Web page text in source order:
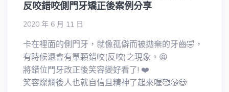
反咬錯咬側門牙矯正後案例分享
2020 年 6 月 11 日
卡在裡面的側門牙，就像孤僻而被拋棄的牙齒🤣，
有時候還會有單顆錯咬(反咬)之現象。😫
將錯位門牙改正後笑容變好看了! ❤️
笑容燦爛後人也就自信且精神了起來喔🥰😘😍